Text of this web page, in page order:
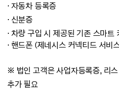
· 자동차 등록증
· 신분증
· 차량 구입 시 제공된 기존 스마트
· 핸드폰 (제네시스 커넥티드 서비
※ 법인 고객은 사업자등록증, 리
추가 필요